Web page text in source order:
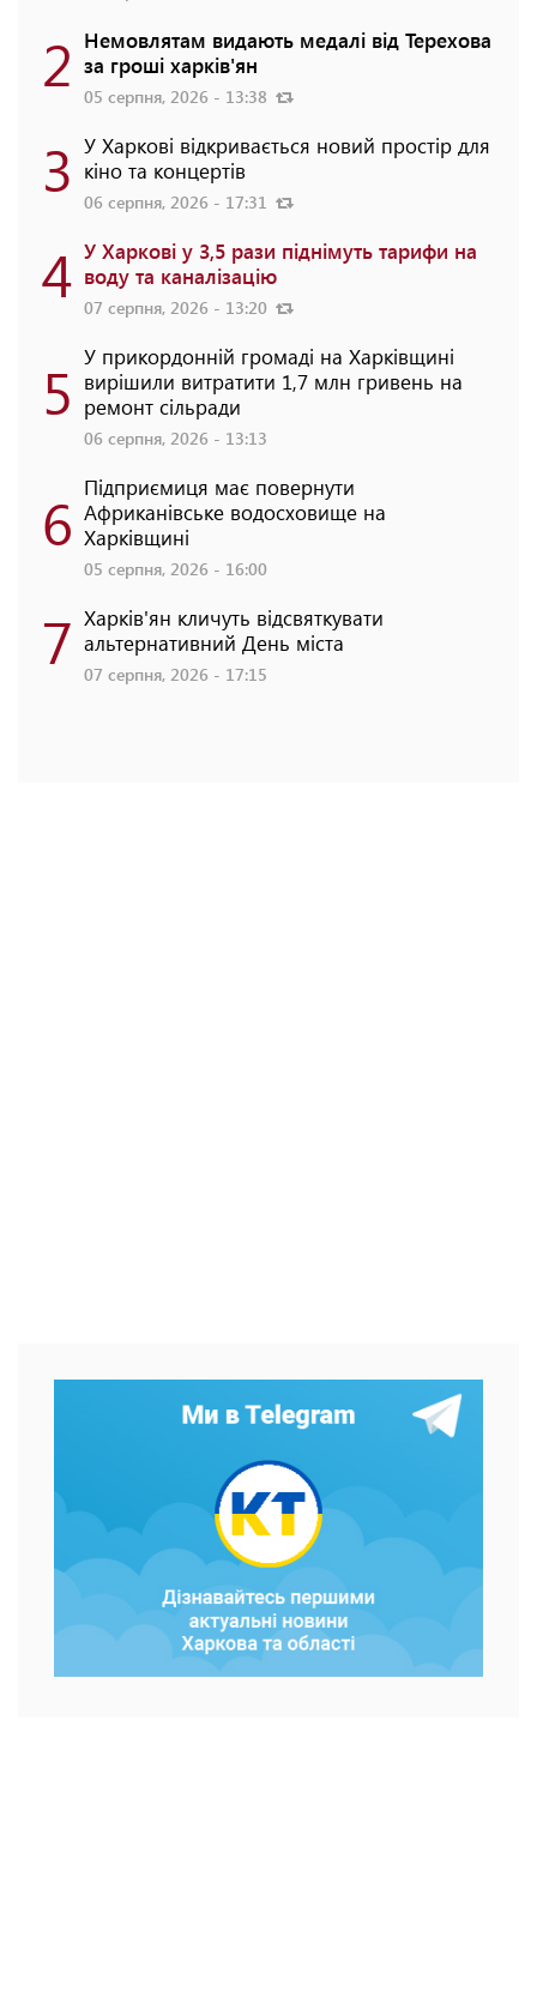
2 Немовлятам видають медалі від Терехова
за гроші харків'ян
05 серпня, 2026 - 13:38
3 У Харкові відкривається новий простір для
кіно та концертів
06 серпня, 2026 - 17:31
4 У Харкові у 3,5 рази піднімуть тарифи на
воду та каналізацію
07 серпня, 2026 - 13:20
5 У прикордонній громаді на Харківщині
вирішили витратити 1,7 млн гривень на
ремонт сільради
06 серпня, 2026 - 13:13
6 Підприємиця має повернути
Африканівське водосховище на
Харківщині
05 серпня, 2026 - 16:00
7 Харків'ян кличуть відсвяткувати
альтернативний День міста
07 серпня, 2026 - 17:15